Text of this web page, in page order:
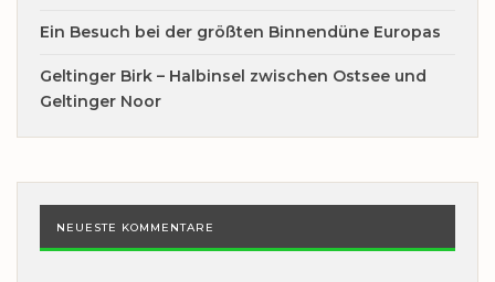
Ein Besuch bei der größten Binnendüne Europas
Geltinger Birk – Halbinsel zwischen Ostsee und
Geltinger Noor
NEUESTE KOMMENTARE